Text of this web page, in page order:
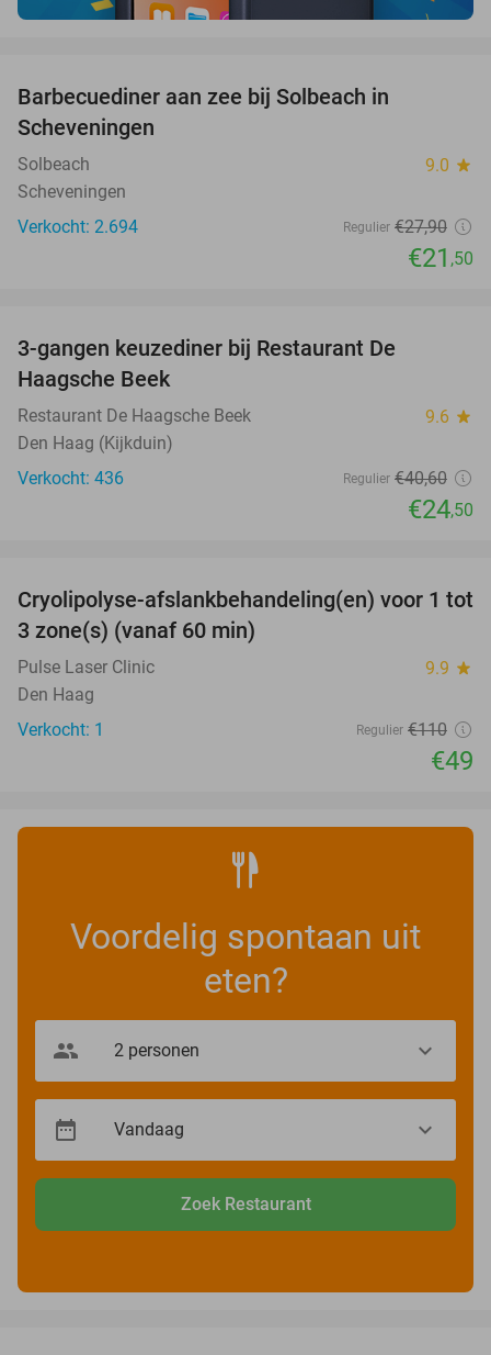
Barbecuediner aan zee bij Solbeach in
Scheveningen
Solbeach 9.0 star
Scheveningen
Verkocht: 2.694
Regulier €27,90
€21 ,50
3-gangen keuzediner bij Restaurant De
Haagsche Beek
Restaurant De Haagsche Beek 9.6 star
Den Haag (Kijkduin)
Verkocht: 436
Regulier €40,60
€24,50
55%
NEW
TODAY
Cryolipolyse-afslankbehandeling(en) voor 1 tot
3 zone(s) (vanaf 60 min)
Pulse Laser Clinic 9.9 star
Den Haag
Verkocht: 1
Regulier €110
€49
Voordelig spontaan uit
eten?
Zoek Restaurant